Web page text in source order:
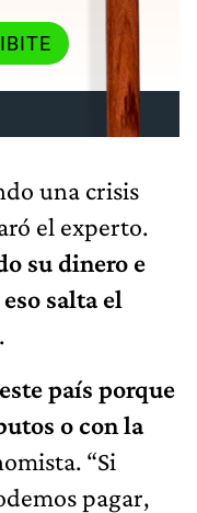
una crisis
el experto.
su dinero e
salta el
país porque
o con la
“Si
pagar,